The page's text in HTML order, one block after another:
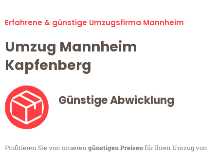
Erfahrene & günstige Umzugsfirma Mannheim
Umzug Mannheim
Kapfenberg
Günstige Abwicklung
Profitieren Sie von unseren günstigen Preisenfür Ihren Umzug von